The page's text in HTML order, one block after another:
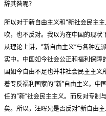
辞其咎呢？
所以对于新自由主义和“新社会民主
吹，也不反对。我以为在中国的现状
从理论上讲，“新自由主义”与各种左
实中，中国如今社会公正和福利保障
国如今自由不足也并非社会民主主
着专反福利国家的“新”自由主义。中
任的“新”社会民主主义。而反对专制
矣。所以，汪晖兄是否反对“新自由